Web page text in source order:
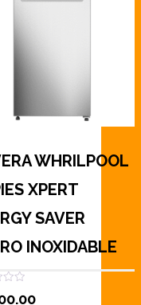
WHRILPOOL
XPERT
SAVER
INOXIDABLE